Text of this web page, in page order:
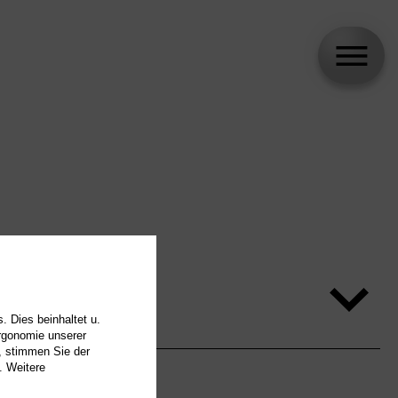
Dies beinhaltet u.
unserer
stimmen Sie der
Weitere